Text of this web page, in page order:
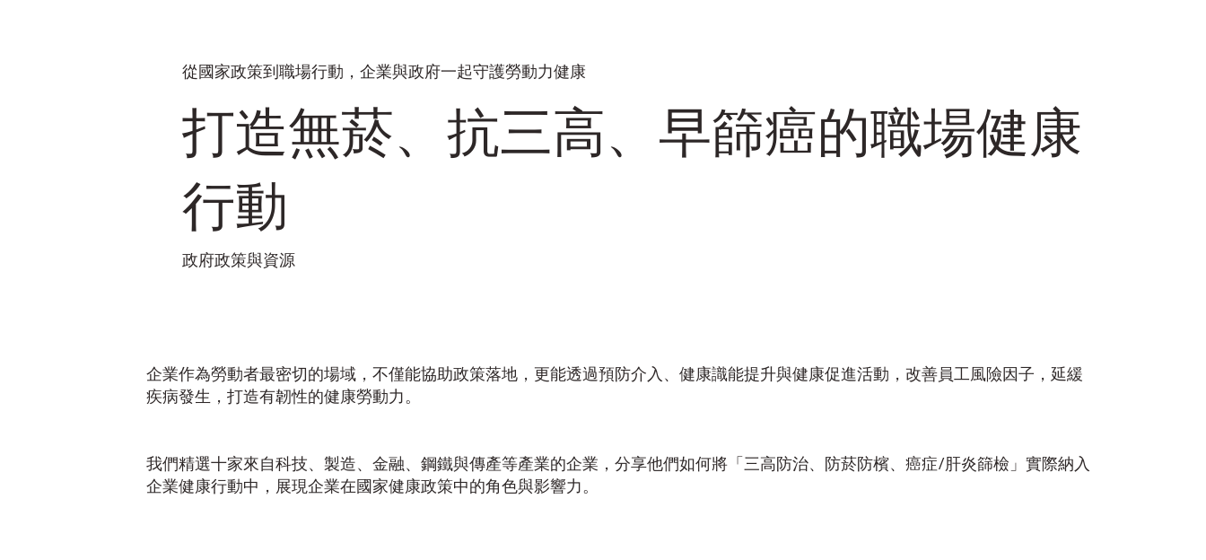
政府政策與資源
打造無菸、抗三高、早篩癌的職場健康
行動
從國家政策到職場行動，企業與政府一起守護勞動力健康
企業作為勞動者最密切的場域，不僅能協助政策落地，更能透過預防介入、健康識能提升與健康促進活動，改善員工風險因子，延緩
疾病發生，打造有韌性的健康勞動力。
我們精選十家來自科技、製造、金融、鋼鐵與傳產等產業的企業，分享他們如何將「三高防治、防菸防檳、癌症/肝炎篩檢」實際納入
企業健康行動中，展現企業在國家健康政策中的角色與影響力。